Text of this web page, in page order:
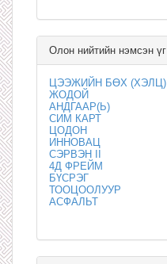
Олон нийтийн нэмсэн үг
ЦЭЭЖИЙН БӨХ (ХЭЛЦ)
ЖОДОЙ
АНДГААР(Ь)
СИМ КАРТ
ЦОДОН
ИННОВАЦ
СЭРВЭН II
4Д ФРЕЙМ
БҮСРЭГ
ТООЦООЛУУР
АСФАЛЬТ